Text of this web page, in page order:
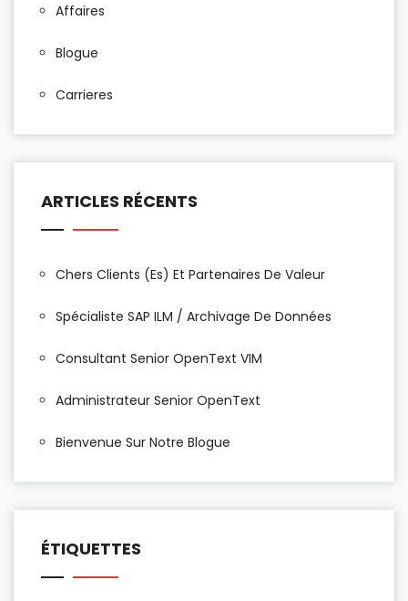
Affaires
Blogue
Carrieres
ARTICLES RÉCENTS
Chers Clients (es) Et Partenaires De Valeur
Spécialiste SAP ILM / Archivage De Données
Consultant Senior OpenText VIM
Administrateur Senior OpenText
Bienvenue Sur Notre Blogue
ÉTIQUETTES